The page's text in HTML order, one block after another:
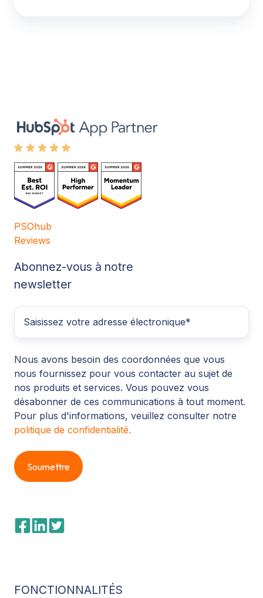
PSOhub
Reviews
Abonnez-vous à notre
newsletter
Nous avons besoin des coordonnées que vous
nous fournissez pour vous contacter au sujet de
nos produits et services. Vous pouvez vous
désabonner de ces communications à tout moment.
Pour plus d'informations, veuillez consulter notre
politique de confidentialité.
FONCTIONNALITÉS